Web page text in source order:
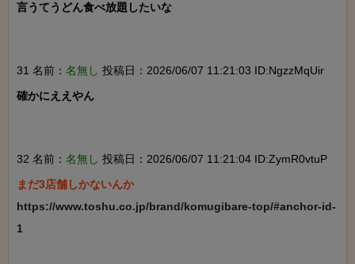
言うてうどん食べ放題したいな
31 名前： 名無し 投稿日：2026/06/07 11:21:03 ID:NgzzMqUir
確かにええやん
32 名前： 名無し 投稿日：2026/06/07 11:21:04 ID:ZymR0vtuP
https://www.toshu.co.jp/brand/komugibare-top/#anchor-id-
1